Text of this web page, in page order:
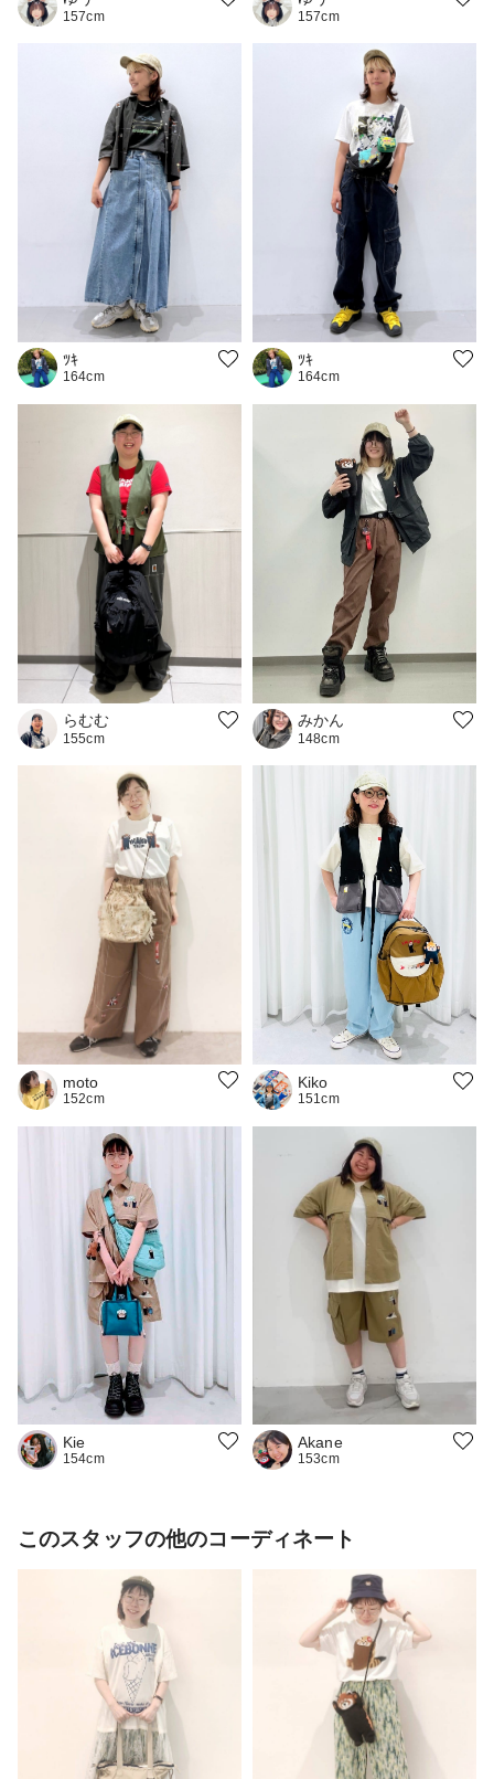
157cm 157cm
ﾂｷ
164cm
ﾂｷ
164cm
らむむ
155cm
みかん
148cm
moto
152cm
Kiko
151cm
Kie
154cm
Akane
153cm
このスタッフの他のコーディネート